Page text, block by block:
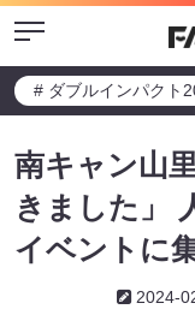
Menu
# ダブルインパクト
南キャン山
きました」
イベントに
2024-